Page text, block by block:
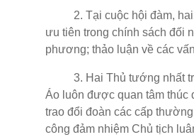
2. Tại cuộc hội đàm, hai
ưu tiên trong chính sách đối
phương; thảo luận về các
3. Hai Thủ tướng nhất trí
Áo luôn được quan tâm thúc
trao đổi đoàn các cấp
công đảm nhiệm Chủ tịch